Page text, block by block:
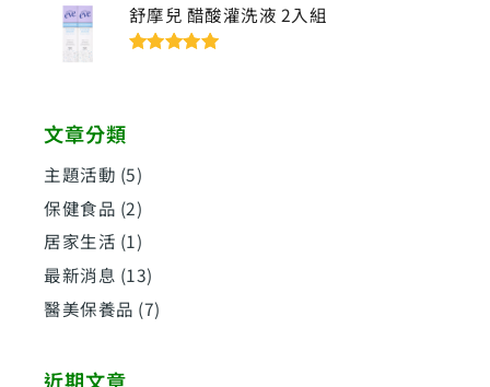
舒摩兒 醋酸灌洗液 2入組
文章分類
主題活動 (5)
保健食品 (2)
居家生活 (1)
最新消息 (13)
醫美保養品 (7)
近期文章